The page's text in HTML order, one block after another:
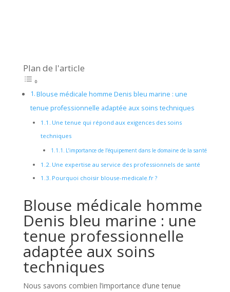
Plan de l'article
Blouse médicale homme Denis bleu marine : une
tenue professionnelle adaptée aux soins techniques
Une tenue qui répond aux exigences des soins
techniques
L’importance de l’équipement dans le domaine de la santé
Une expertise au service des professionnels de santé
Pourquoi choisir blouse-medicale.fr ?
Blouse médicale homme
Denis bleu marine : une
tenue professionnelle
adaptée aux soins
techniques
Nous savons combien l’importance d’une tenue